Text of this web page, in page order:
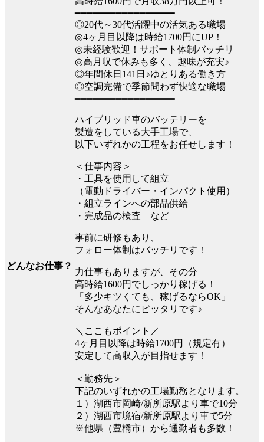
どんなお仕事？
━━━━━━━━━━━━━━━━━
◎20代～30代活躍中の活気ある職場
◎4ヶ月目以降は時給1700円にUP！
◎未経験歓迎！サポート体制バッチリ
◎高月収で休みも多く、趣味が充実♪
◎年間休日141日♪ゆとりある働き方
◎空調完備で季節問わず快適な職場
━━━━━━━━━━━━━━━━━
ハイブリッド車のバッテリーを
製造をしている大手工場で、
以下いずれかの工程をお任せします！
＜仕事内容＞
・工具を使用して組立
（電動ドライバー・インパクト使用）
・組立ラインへの部品供給
・完成品の検査 など
事前に研修もあり、
フォロー体制はバッチリです！
力仕事もありますが、その分
高時給1600円でしっかり稼げる！
「多少キツくても、稼げるならOK」
そんなあなたにピッタリです♪
＼ここもポイント／
4ヶ月目以降は時給1700円（規定有）
安定して高収入が目指せます！
＜勤務先＞
下記のいずれかの工場勤務となります。
１）湖西市岡崎/新所原駅より車で10分
２）湖西市境宿/新所原駅より車で5分
※他県（豊橋市）から通勤者も多数！